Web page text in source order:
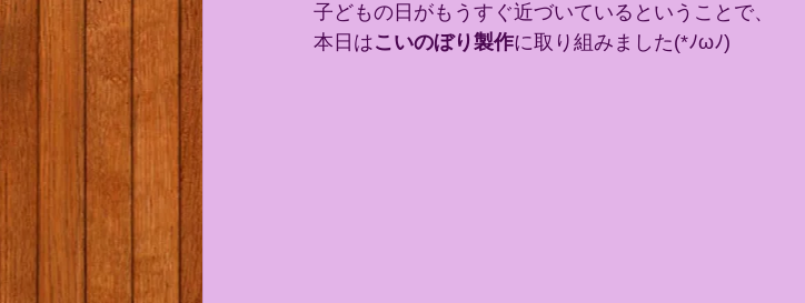
子どもの日がもうすぐ近づいているということで、
本日はこいのぼり製作に取り組みました(*ﾉωﾉ)